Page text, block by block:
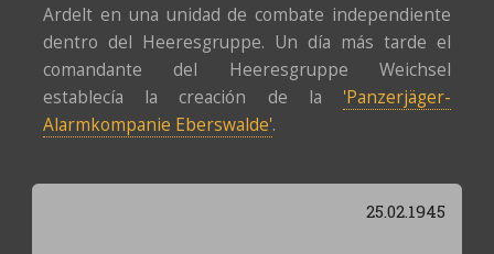
Ardelt en una unidad de combate independiente
dentro del Heeresgruppe. Un día más tarde el
comandante del Heeresgruppe Weichsel
establecía la creación de la 'Panzerjäger-
Alarmkompanie Eberswalde'.
25.02.1945